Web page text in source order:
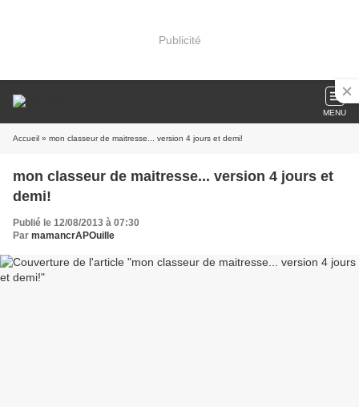
Publicité
MENU
Accueil » mon classeur de maitresse... version 4 jours et demi!
mon classeur de maitresse... version 4 jours et
demi!
Publié le 12/08/2013 à 07:30
Par mamancrAPOuille